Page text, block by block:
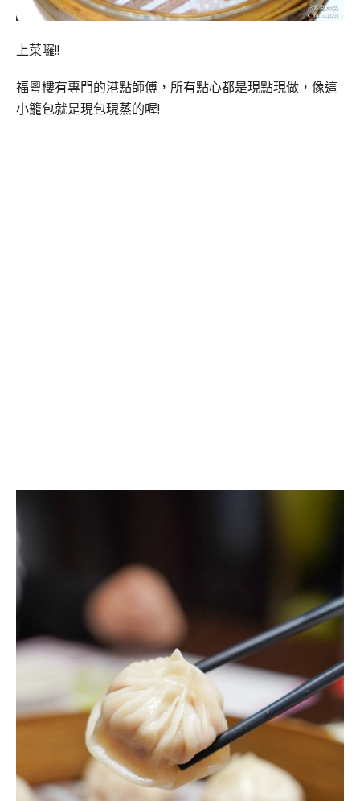
上菜囉!!
福粵樓有專門的港點師傅，所有點心都是現點現做，像這
小籠包就是現包現蒸的喔!